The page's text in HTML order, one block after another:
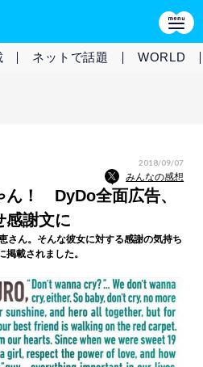
ネットで話題 WORLD
2018/09/07
みんなの感想
ん！ DyDo全面広告、
感謝文に
さん。そんな彼女に対する感謝の気持ち
載されました。